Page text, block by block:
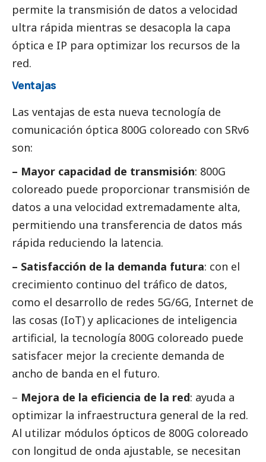
permite la transmisión de datos a velocidad
ultra rápida mientras se desacopla la capa
óptica e IP para optimizar los recursos de la
red.
Ventajas
Las ventajas de esta nueva tecnología de
comunicación óptica 800G coloreado con SRv6
son:
– Mayor capacidad de transmisión: 800G
coloreado puede proporcionar transmisión de
datos a una velocidad extremadamente alta,
permitiendo una transferencia de datos más
rápida reduciendo la latencia.
– Satisfacción de la demanda futura: con el
crecimiento continuo del tráfico de datos,
como el desarrollo de redes 5G/6G, Internet de
las cosas (IoT) y aplicaciones de inteligencia
artificial, la tecnología 800G coloreado puede
satisfacer mejor la creciente demanda de
ancho de banda en el futuro.
– Mejora de la eficiencia de la red: ayuda a
optimizar la infraestructura general de la red.
Al utilizar módulos ópticos de 800G coloreado
con longitud de onda ajustable, se necesitan